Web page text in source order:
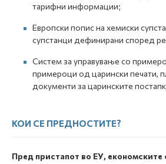
тарифни информации;
Европски попис на хемиски
супстанци дефинирани според
Систем за управување со
примероци од царински печати,
документи за царинските
КОИ СЕ ПРЕДНОСТИТЕ?
Пред пристапот во ЕУ, економските